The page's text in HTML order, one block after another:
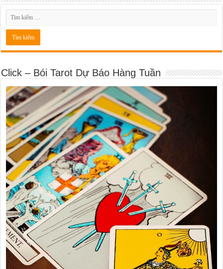
Click – Bói Tarot Dự Báo Hàng Tuần